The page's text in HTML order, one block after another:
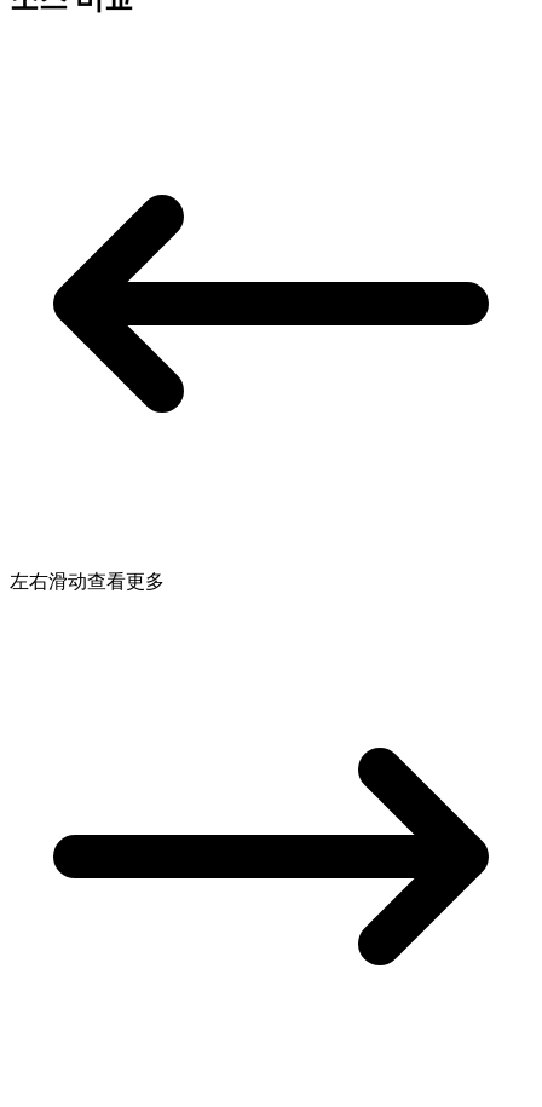
左右滑动查看更多